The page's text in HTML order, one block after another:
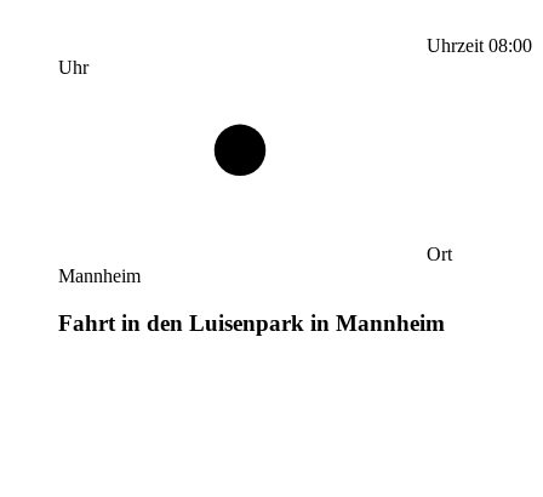
Uhrzeit 08:00
Uhr
Ort
Mannheim
Fahrt in den Luisenpark in Mannheim